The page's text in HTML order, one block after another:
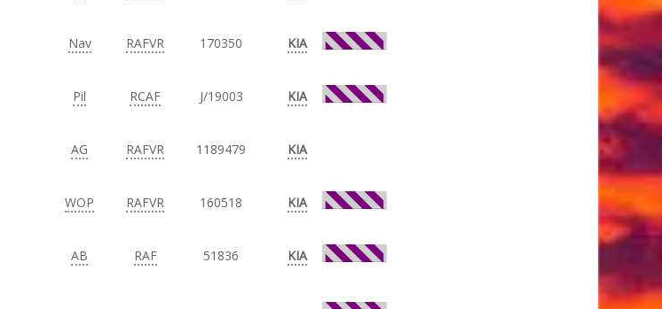
Nav RAFVR 170350 KIA
Pil RCAF J/19003 KIA
AG RAFVR 1189479 KIA
WOP RAFVR 160518 KIA
AB RAF 51836 KIA